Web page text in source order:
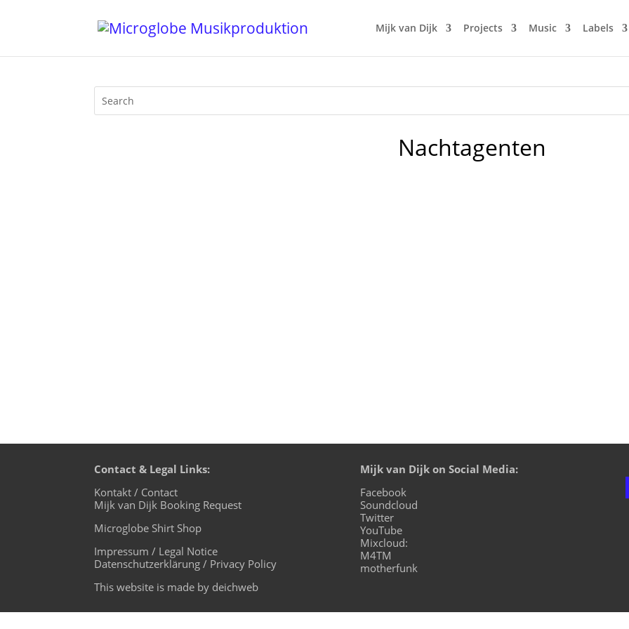
Mijk van Dijk Projects Music Labels
Nachtagenten
Contact & Legal Links:
Kontakt / Contact
Mijk van Dijk Booking Request
Microglobe Shirt Shop
Impressum / Legal Notice
Datenschutzerklärung / Privacy Policy
This website is made by deichweb
Mijk van Dijk on Social Media:
Facebook
Soundcloud
Twitter
YouTube
Mixcloud:
M4TM
motherfunk